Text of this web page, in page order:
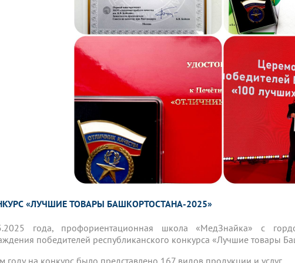
«ЛУЧШИЕ ТОВАРЫ БАШКОРТОСТАНА-2025»
года, профориентационная школа «МедЗнайка» с
победителей республиканского конкурса «Лучшие товары